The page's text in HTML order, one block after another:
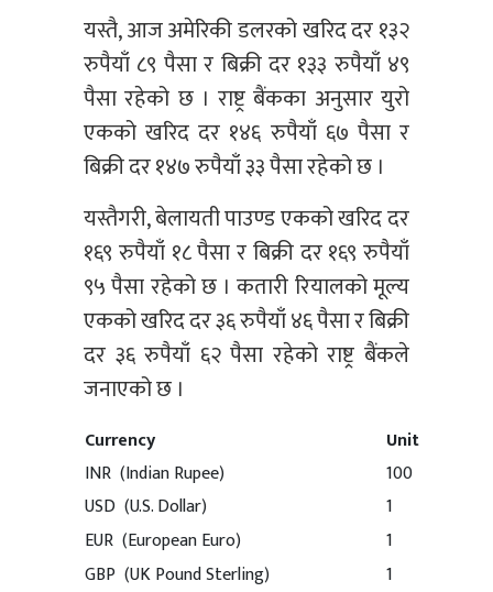
यस्तै, आज अमेरिकी डलरको खरिद दर १३२
रुपैयाँ ८९ पैसा र बिक्री दर १३३ रुपैयाँ ४९
पैसा रहेको छ । राष्ट्र बैंकका अनुसार युरो
एकको खरिद दर १४६ रुपैयाँ ६७ पैसा र
बिक्री दर १४७ रुपैयाँ ३३ पैसा रहेको छ ।
यस्तैगरी, बेलायती पाउण्ड एकको खरिद दर
१६९ रुपैयाँ १८ पैसा र बिक्री दर १६९ रुपैयाँ
९५ पैसा रहेको छ । कतारी रियालको मूल्य
एकको खरिद दर ३६ रुपैयाँ ४६ पैसा र बिक्री
दर ३६ रुपैयाँ ६२ पैसा रहेको राष्ट्र बैंकले
जनाएको छ ।
Currency
Unit
INR (Indian Rupee)
100
USD (U.S. Dollar)
1
EUR (European Euro)
1
GBP (UK Pound Sterling)
1